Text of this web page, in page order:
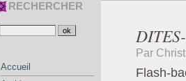
Par
Flash-
RECHERCHER
Accueil